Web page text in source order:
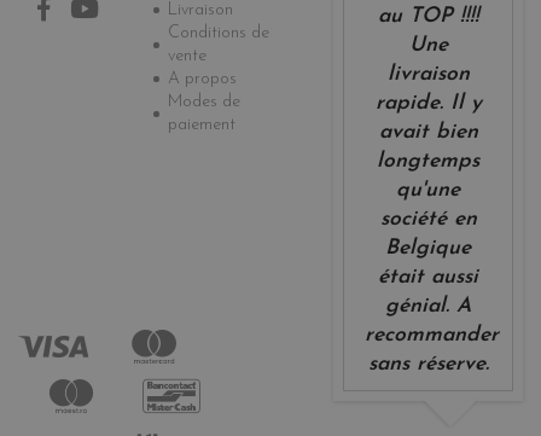
Livraison
Conditions de
vente
A propos
Modes de
paiement
au TOP !!!!
Une
livraison
rapide. Il y
avait bien
longtemps
qu'une
société en
Belgique
était aussi
génial. A
recommander
sans réserve.